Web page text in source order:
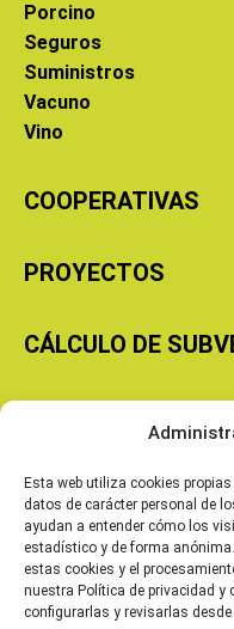
Esta web utiliza cookies
datos de carácter personal de
ayudan a entender cómo los
estadístico y de forma
estas cookies y el
nuestra Política de privacidad y
configurarlas y revisarlas desde
Porcino
Seguros
Suministros
Vacuno
Vino
COOPERATIVAS
PROYECTOS
CÁLCULO DE